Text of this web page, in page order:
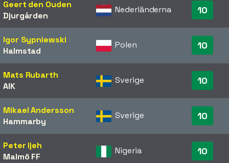
Geert den Ouden
Djurgården
Nederländerna 10
Igor Sypniewski
Halmstad
Polen 10
Mats Rubarth
AIK
Sverige 10
Mikael Andersson
Hammarby
Sverige 10
Peter Ijeh
Malmö FF
Nigeria 10